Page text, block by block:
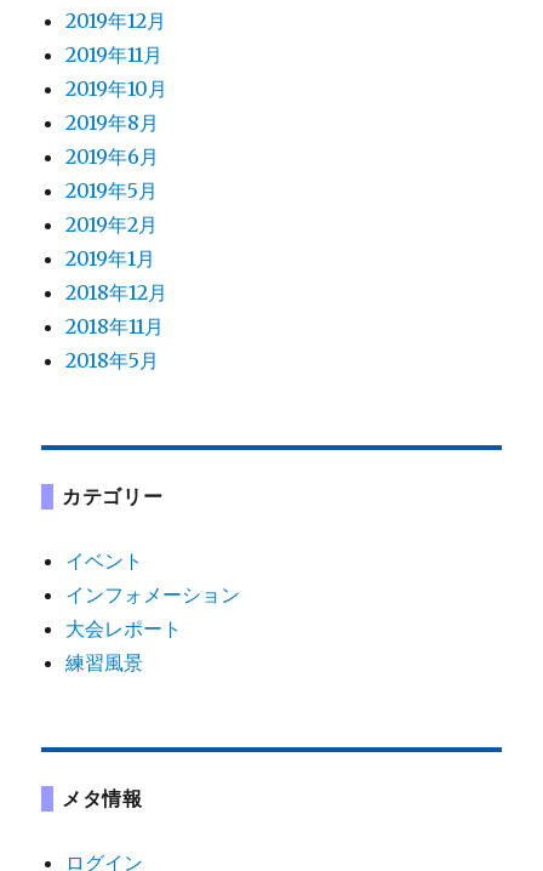
2019年12月
2019年11月
2019年10月
2019年8月
2019年6月
2019年5月
2019年2月
2019年1月
2018年12月
2018年11月
2018年5月
カテゴリー
イベント
インフォメーション
大会レポート
練習風景
メタ情報
ログイン